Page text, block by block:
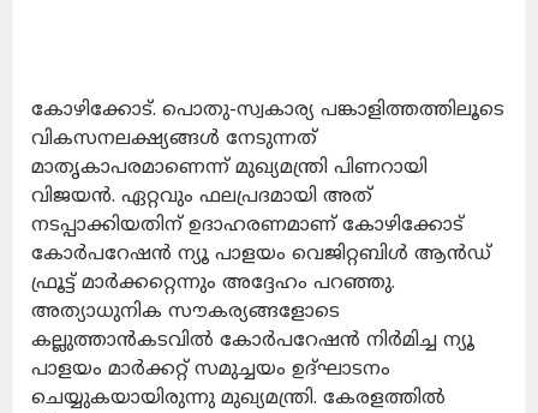
കോഴിക്കോട്. പൊതു-സ്വകാര്യ പങ്കാളിത്തത്തിലൂടെ
വികസനലക്ഷ്യങ്ങള്‍ നേടുന്നത്
മാതൃകാപരമാണെന്ന് മുഖ്യമന്ത്രി പിണറായി
വിജയന്‍. ഏറ്റവും ഫലപ്രദമായി അത്
നടപ്പാക്കിയതിന് ഉദാഹരണമാണ് കോഴിക്കോട്
കോര്‍പറേഷന്‍ ന്യൂ പാളയം വെജിറ്റബിള്‍ ആന്‍ഡ്
ഫ്രൂട്ട് മാര്‍ക്കറ്റെന്നും അദ്ദേഹം പറഞ്ഞു.
അത്യാധുനിക സൗകര്യങ്ങളോടെ
കല്ലുത്താന്‍കടവില്‍ കോര്‍പറേഷന്‍ നിര്‍മിച്ച ന്യൂ
പാളയം മാര്‍ക്കറ്റ് സമുച്ചയം ഉദ്ഘാടനം
ചെയ്യുകയായിരുന്നു മുഖ്യമന്ത്രി. കേരളത്തില്‍